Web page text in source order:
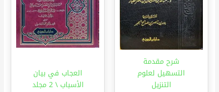
شرح مقدمة
التسهيل لعلوم
التنزيل
العجاب في بيان
الأسباب \ 2 مجلد